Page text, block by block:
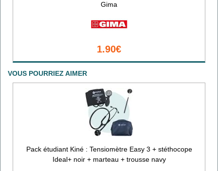
Gima
1.90€
VOUS POURRIEZ AIMER
Pack étudiant Kiné : Tensiomètre Easy 3 + stéthocope
Ideal+ noir + marteau + trousse navy